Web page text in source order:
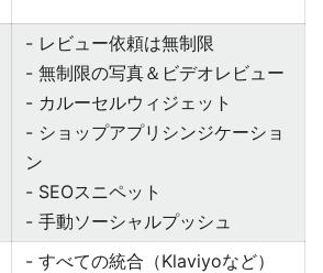
- レビュー依頼は無制限
- 無制限の写真＆ビデオレビュー
- カルーセルウィジェット
- ショップアプリシンジケーショ
ン
- SEOスニペット
- 手動ソーシャルプッシュ
- すべての統合（Klaviyoなど）